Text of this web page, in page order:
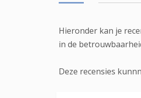
Hieronder kan je
in de
Deze recensies